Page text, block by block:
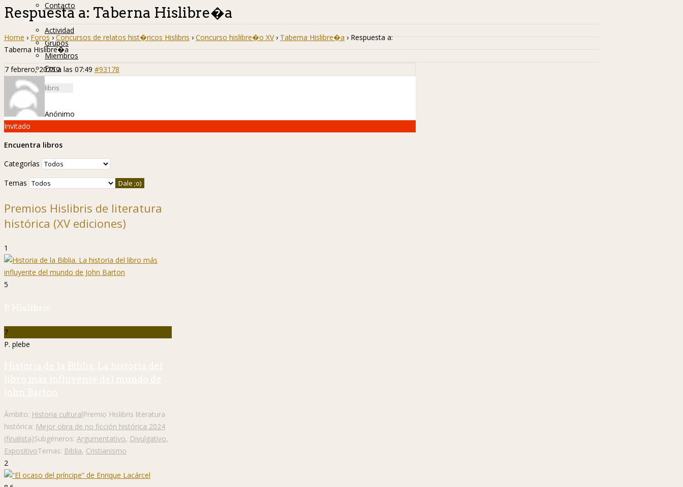
Contacto
Hislibreños
Actividad
Grupos
Miembros
Foro
Respuesta a: Taberna Hislibre�a
Home › Foros › Concursos de relatos hist�ricos Hislibris › Concurso hislibre�o XV › Taberna Hislibre�a › Respuesta a:
Taberna Hislibre�a
7 febrero, 2025 a las 07:49 #93178
Anónimo
Invitado
Encuentra libros
Categorías
Temas
Premios Hislibris de literatura
histórica (XV ediciones)
1
5
P. Hislibris
7
P. plebe
Historia de la Biblia. La historia del
libro más influyente del mundo de
John Barton
Ámbito: Historia culturalPremio Hislibris literatura
histórica: Mejor obra de no ficción histórica 2024
(finalista)Subgéneros: Argumentativo, Divulgativo,
ExpositivoTemas: Biblia, Cristianismo
2